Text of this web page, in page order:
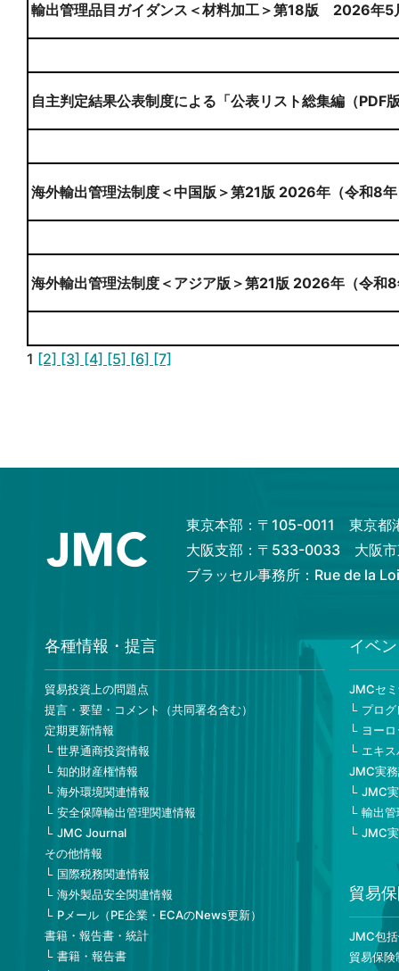
輸出管理品目ガイダンス＜材料加工＞第18版 2026年5
自主判定結果公表制度による「公表リスト総集編（PDF
海外輸出管理法制度＜中国版＞第21版 2026年（令和8
海外輸出管理法制度＜アジア版＞第21版 2026年（令和
1 [2] [3] [4] [5] [6] [7]
東京本部：〒105-0011 東京都
大阪支部：〒533-0033 大阪市
ブラッセル事務所：Rue de la
各種情報・提言
貿易投資上の問題点
提言・要望・コメント（共同署名含む）
定期更新情報
世界通商投資情報
知的財産権情報
海外環境関連情報
安全保障輸出管理関連情報
JMC Journal
その他情報
国際税務関連情報
海外製品安全関連情報
Pメール（PE企業・ECAのNews更新）
書籍・報告書・統計
書籍・報告書
イベ
JMCセ
プロ
ヨー
エキ
JMC実
JMC
輸出
JMC
貿易
JMC包
貿易保険